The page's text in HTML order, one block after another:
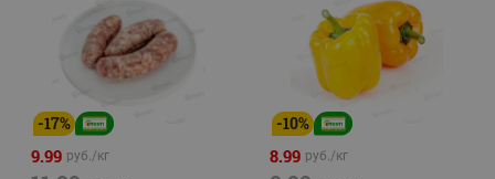
-17%
9.99 руб./кг
-10%
8.99 руб./кг